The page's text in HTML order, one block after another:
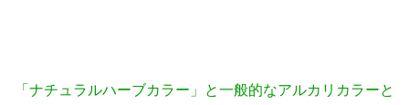
「ナチュラルハーブカラー」と一般的なアルカリカラーと